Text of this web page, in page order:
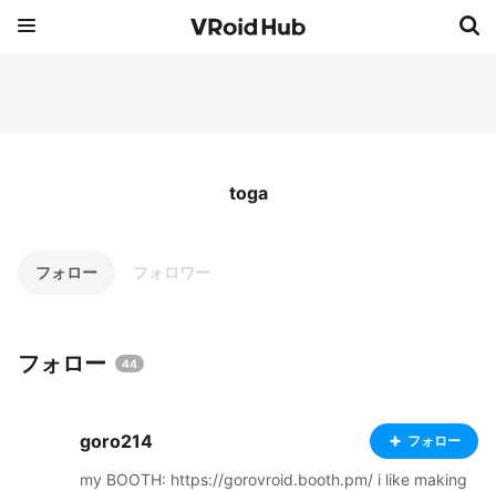
toga
フォロー フォロワー
フォロー 44
goro214 フォロー
my BOOTH: https://gorovroid.booth.pm/ i like making